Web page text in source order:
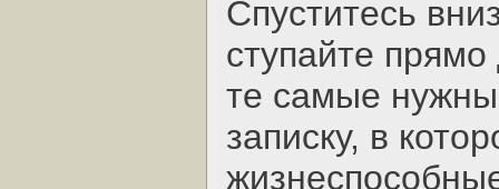
Спуститесь
ступайте
те самые
записку, в